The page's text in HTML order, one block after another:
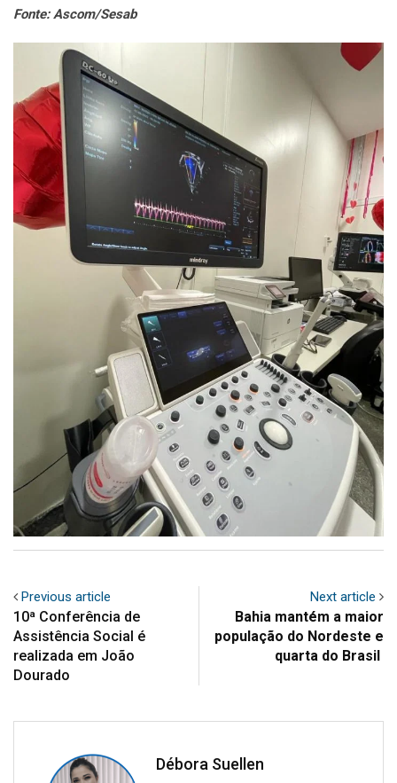
Fonte: Ascom/Sesab
Previous article
10ª Conferência de
Assistência Social é
realizada em João
Dourado
Next article
Bahia mantém a maior
população do Nordeste e
quarta do Brasil
Débora Suellen